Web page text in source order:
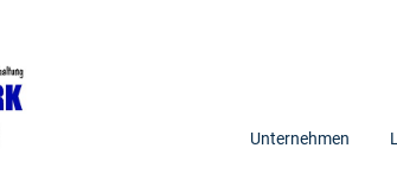
Unternehmen